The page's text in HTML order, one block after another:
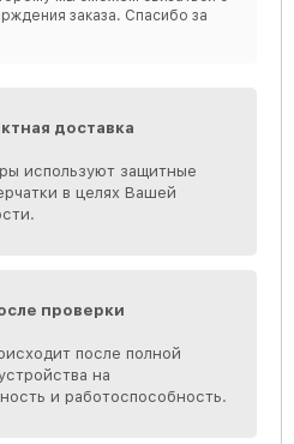
заказа. Спасибо за
доставка
используют защитные
в целях Вашей
проверки
после полной
на
и работоспособность.